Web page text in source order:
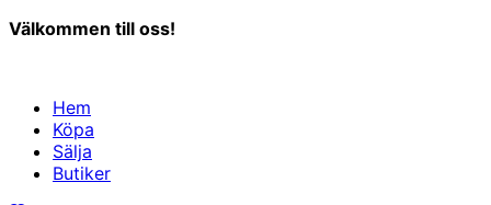
Välkommen till oss!
Hem
Köpa
Sälja
Butiker